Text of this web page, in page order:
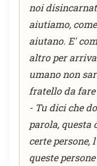
noi
aiutiamo,
aiutano. E'
altro per
umano non
fratello da
- Tu dici che
parola, questa
certe persone,
queste